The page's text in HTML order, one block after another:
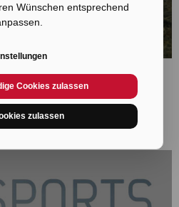
Wünschen entsprechend
Cookies zulassen
zulassen